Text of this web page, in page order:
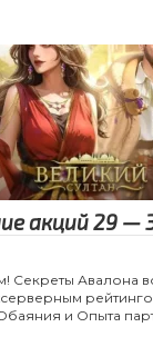
акций 29 —
Секреты Авалона
и Опыта